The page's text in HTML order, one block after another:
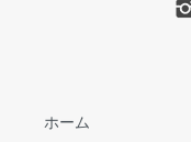
ホーム